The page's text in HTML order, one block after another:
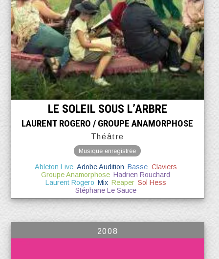
LE SOLEIL SOUS L’ARBRE
LAURENT ROGERO / GROUPE ANAMORPHOSE
Théâtre
Musique enregistrée
Ableton Live Adobe Audition Basse Claviers
Groupe Anamorphose Hadrien Rouchard
Laurent Rogero Mix Reaper Sol Hess
Stéphane Le Sauce
2008